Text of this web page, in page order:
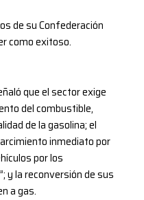
de su Confederación
como exitoso.
que el sector exige
del combustible,
de la gasolina; el
inmediato por
por los
y la reconversión de sus
a gas.